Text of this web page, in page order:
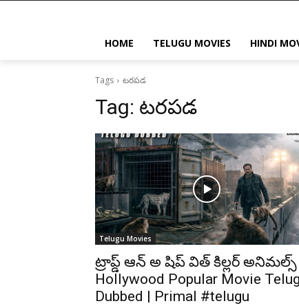
HOME TELUGU MOVIES HINDI
Tags టరపడ
Tag: టరపడ
Telugu Movies
ట్రాప్డ్ ఆన్ అ షిప్ విత్ కిల్లర్ అనిమల్స్
Hollywood Popular Movie
Dubbed | Primal #telugu